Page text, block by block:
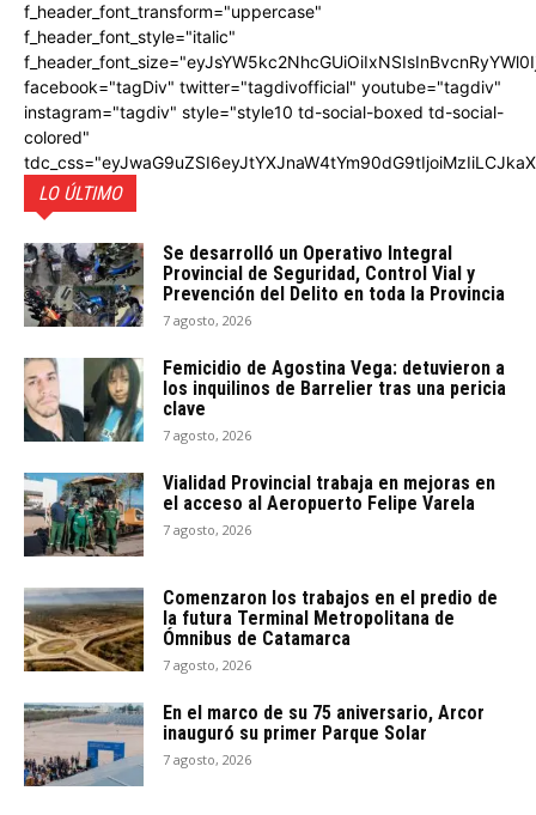
f_header_font_transform="uppercase"
f_header_font_style="italic"
facebook="tagDiv" twitter="tagdivofficial" youtube="tagdiv"
instagram="tagdiv" style="style10 td-social-boxed td-social-
colored"
LO ÚLTIMO
Se desarrolló un Operativo Integral
Provincial de Seguridad, Control Vial y
Prevención del Delito en toda la Provincia
7 agosto, 2026
Femicidio de Agostina Vega: detuvieron a
los inquilinos de Barrelier tras una pericia
clave
7 agosto, 2026
Vialidad Provincial trabaja en mejoras en
el acceso al Aeropuerto Felipe Varela
7 agosto, 2026
Comenzaron los trabajos en el predio de
la futura Terminal Metropolitana de
Ómnibus de Catamarca
7 agosto, 2026
En el marco de su 75 aniversario, Arcor
inauguró su primer Parque Solar
7 agosto, 2026